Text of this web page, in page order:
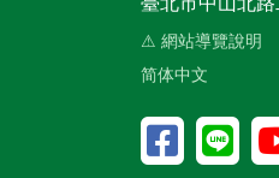
⚠ 網站導覽說明
简体中文